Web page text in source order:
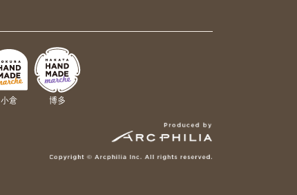
小倉 博多